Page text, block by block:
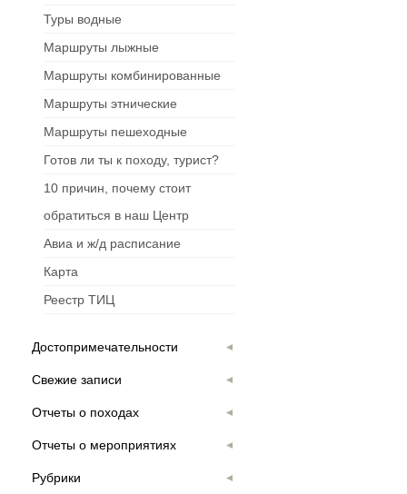
Туры водные
Маршруты лыжные
Маршруты комбинированные
Маршруты этнические
Маршруты пешеходные
Готов ли ты к походу, турист?
10 причин, почему стоит
обратиться в наш Центр
Авиа и ж/д расписание
Карта
Реестр ТИЦ
Достопримечательности
Свежие записи
Отчеты о походах
Отчеты о мероприятиях
Рубрики